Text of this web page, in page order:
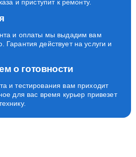
и приступит к ремонту.
и оплаты мы выдадим вам
действует на услуги и
о готовности
и тестирования вам приходит
для вас время курьер привезет